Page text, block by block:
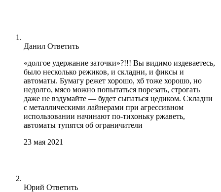
Данил Ответить
«долгое удержание заточки»?!!! Вы видимо издеваетесь,
было несколько режиков, и складни, и фиксы и
автоматы. Бумагу режет хорошо, хб тоже хорошо, но
недолго, мясо можно попытаться порезать, строгать
даже не вздумайте — будет сыпаться цедиком. Складни
с металлическими лайнерами при агрессивном
использовании начинают по-тихоньку ржаветь,
автоматы тупятся об ограничители
23 мая 2021
Юрий Ответить